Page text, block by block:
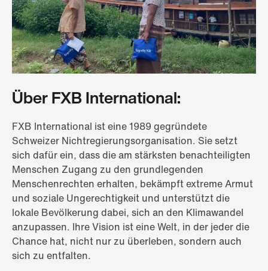
Über FXB International:
FXB International ist eine 1989 gegründete
Schweizer Nichtregierungsorganisation. Sie setzt
sich dafür ein, dass die am stärksten benachteiligten
Menschen Zugang zu den grundlegenden
Menschenrechten erhalten, bekämpft extreme Armut
und soziale Ungerechtigkeit und unterstützt die
lokale Bevölkerung dabei, sich an den Klimawandel
anzupassen. Ihre Vision ist eine Welt, in der jeder die
Chance hat, nicht nur zu überleben, sondern auch
sich zu entfalten.